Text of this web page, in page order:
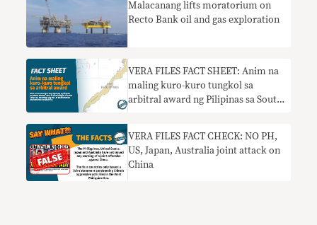
Malacanang lifts moratorium on
Recto Bank oil and gas exploration
VERA FILES FACT SHEET: Anim na
maling kuro-kuro tungkol sa
arbitral award ng Pilipinas sa South
VERA FILES FACT CHECK: NO PH,
US, Japan, Australia joint attack on
China